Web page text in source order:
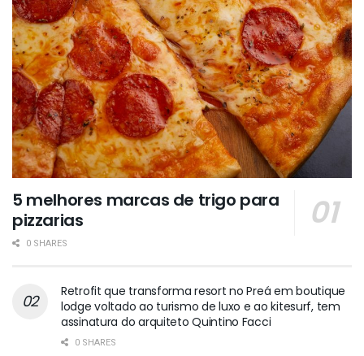
5 melhores marcas de trigo para
pizzarias
0 SHARES
Retrofit que transforma resort no Preá em boutique
lodge voltado ao turismo de luxo e ao kitesurf, tem
assinatura do arquiteto Quintino Facci
0 SHARES